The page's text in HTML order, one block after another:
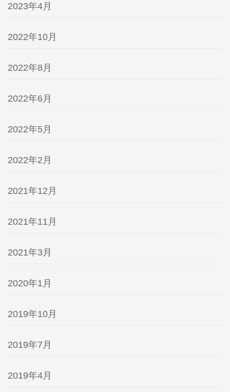
2023年4月
2022年10月
2022年8月
2022年6月
2022年5月
2022年2月
2021年12月
2021年11月
2021年3月
2020年1月
2019年10月
2019年7月
2019年4月